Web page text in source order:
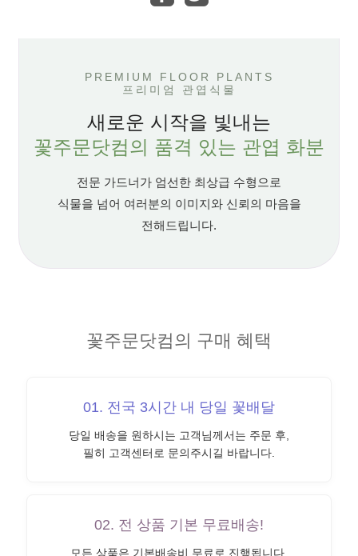
PREMIUM FLOOR PLANTS
프리미엄 관엽식물
새로운 시작을 빛내는
꽃주문닷컴의 품격 있는 관엽 화분
전문 가드너가 엄선한 최상급 수형으로
식물을 넘어 여러분의 이미지와 신뢰의 마음을
전해드립니다.
꽃주문닷컴의 구매 혜택
01. 전국 3시간 내 당일 꽃배달
당일 배송을 원하시는 고객님께서는 주문 후,
필히 고객센터로 문의주시길 바랍니다.
02. 전 상품 기본 무료배송!
모든 상품은 기본배송비 무료로 진행됩니다.